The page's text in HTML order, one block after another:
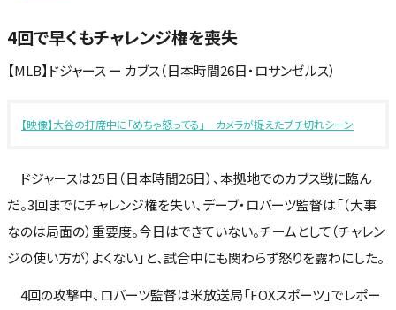
4回で早くもチャレンジ権を喪失
【MLB】ドジャース ー カブス（日本時間26日・ロサンゼルス）
【映像】大谷の打席中に「めちゃ怒ってる」 カメラが捉えたブチ切れシーン
ドジャースは25日（日本時間26日）、本拠地でのカブス戦に臨ん
だ。3回までにチャレンジ権を失い、デーブ・ロバーツ監督は「（大事
なのは局面の）重要度。今日はできていない。チームとして（チャレン
ジの使い方が）よくない」と、試合中にも関わらず怒りを露わにした。
4回の攻撃中、ロバーツ監督は米放送局「FOXスポーツ」でレポー